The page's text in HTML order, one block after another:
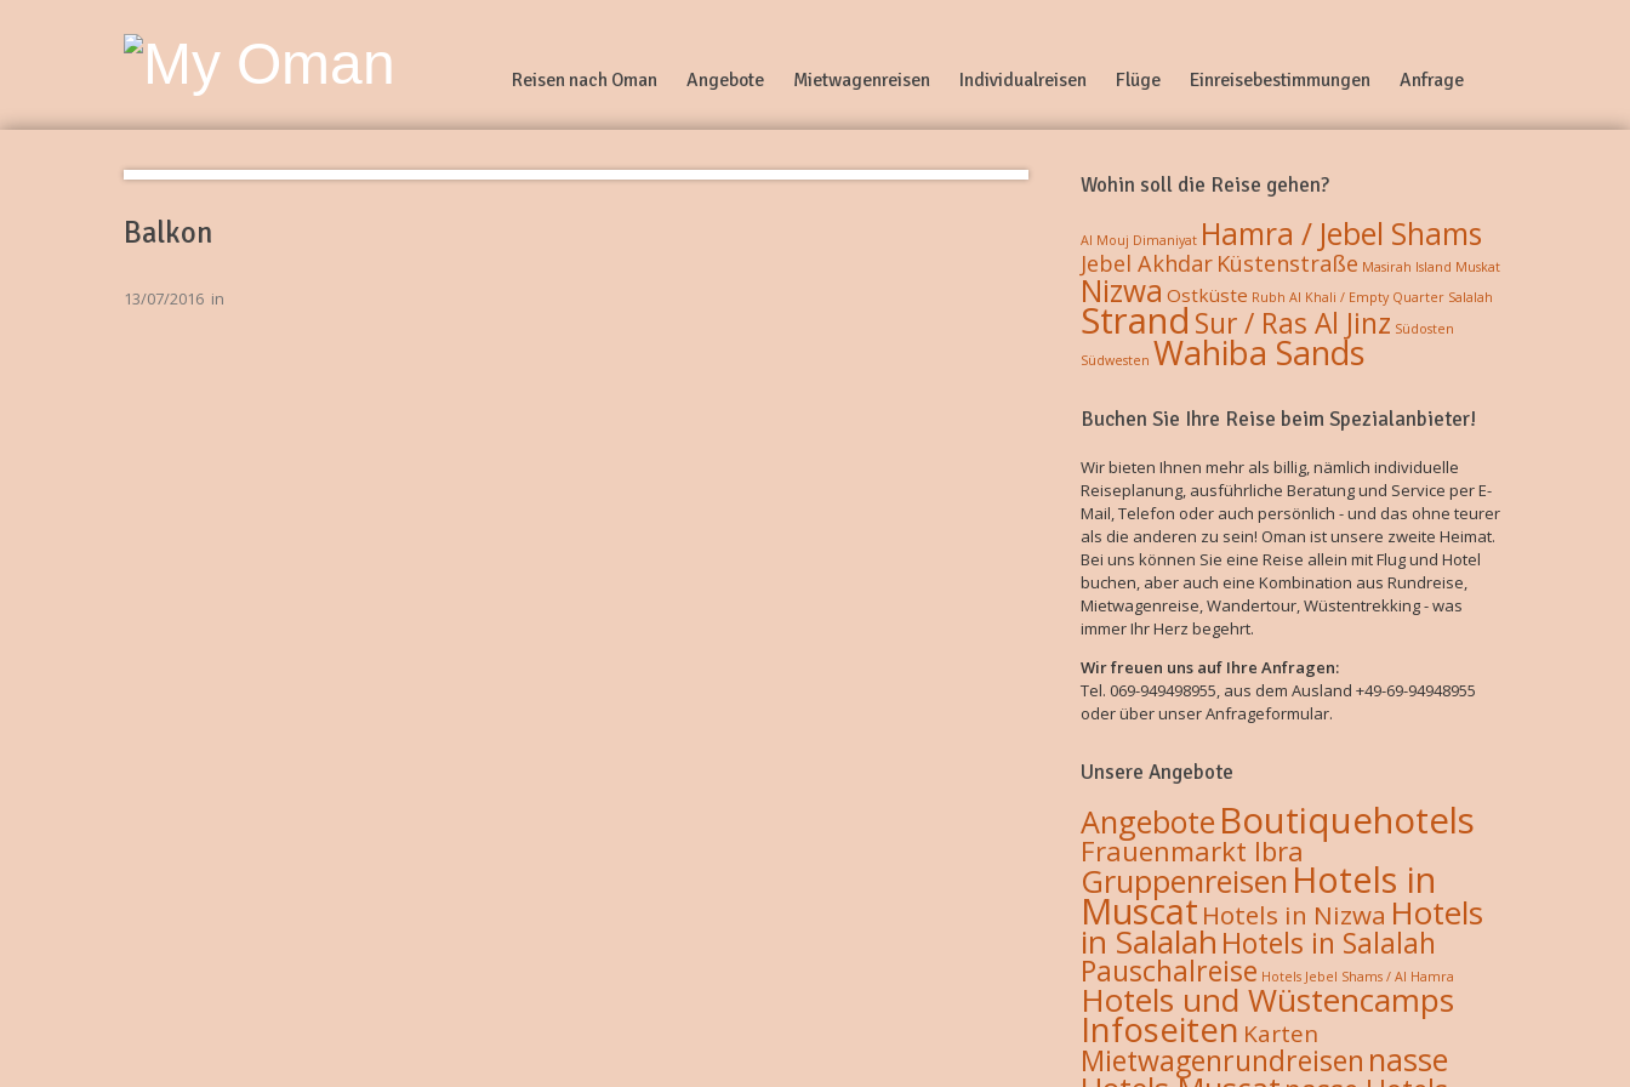
Reisen nach Oman Angebote Mietwagenreisen Individualreisen Flüge Einreisebestimmungen Anfrage
Balkon
13/07/2016 in
Wohin soll die Reise gehen?
Al Mouj Dimaniyat Hamra / Jebel Shams
Jebel Akhdar Küstenstraße Masirah Island Muskat
Nizwa Ostküste Rubh Al Khali / Empty Quarter Salalah
Strand Sur / Ras Al Jinz Südosten
Südwesten Wahiba Sands
Buchen Sie Ihre Reise beim Spezialanbieter!
Wir bieten Ihnen mehr als billig, nämlich individuelle
Reiseplanung, ausführliche Beratung und Service per E-
Mail, Telefon oder auch persönlich - und das ohne teurer
als die anderen zu sein! Oman ist unsere zweite Heimat.
Bei uns können Sie eine Reise allein mit Flug und Hotel
buchen, aber auch eine Kombination aus Rundreise,
Mietwagenreise, Wandertour, Wüstentrekking - was
immer Ihr Herz begehrt.
Wir freuen uns auf Ihre Anfragen:
Tel. 069-949498955, aus dem Ausland +49-69-94948955
oder über unser Anfrageformular.
Unsere Angebote
Angebote Boutiquehotels
Frauenmarkt Ibra
Gruppenreisen Hotels in
Muscat Hotels in Nizwa Hotels
in Salalah Hotels in Salalah
Pauschalreise Hotels Jebel Shams / Al Hamra
Hotels und Wüstencamps
Infoseiten Karten
Mietwagenrundreisen nasse